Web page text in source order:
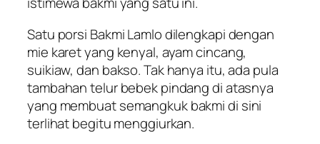
Satu porsi Bakmi Lamlo dilengkapi dengan
mie karet yang kenyal, ayam cincang,
suikiaw, dan bakso. Tak hanya itu, ada pula
tambahan telur bebek pindang di atasnya
yang membuat semangkuk bakmi di sini
terlihat begitu menggiurkan.